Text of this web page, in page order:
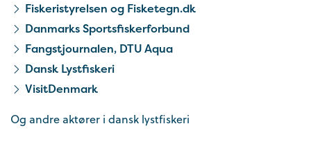
Fiskeristyrelsen og Fisketegn.dk
Danmarks Sportsfiskerforbund
Fangstjournalen, DTU Aqua
Dansk Lystfiskeri
VisitDenmark
Og andre aktører i dansk lystfiskeri